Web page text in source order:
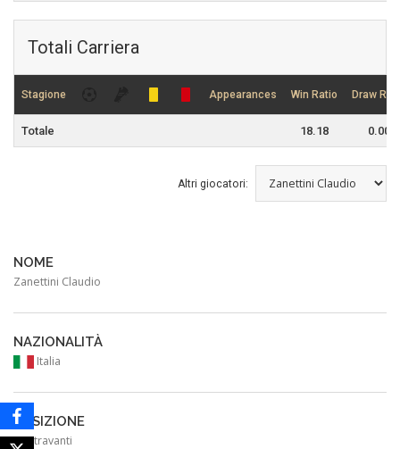
Totali Carriera
Stagione Appearances Win Ratio Draw
Totale 18.18 0.00
Altri giocatori:
NOME
Zanettini Claudio
NAZIONALITÀ
Italia
POSIZIONE
Centravanti